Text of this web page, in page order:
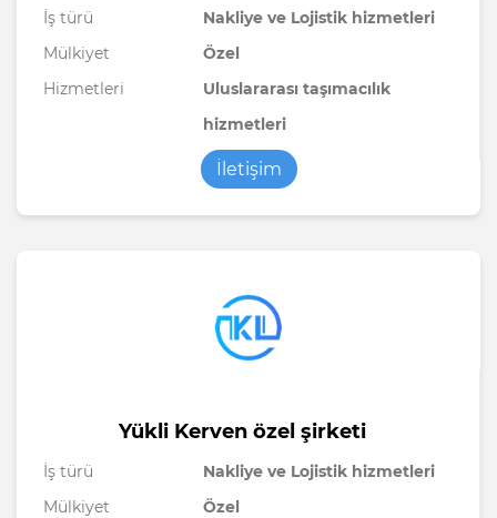
İş türü
Nakliye ve Lojistik hizmetleri
Mülkiyet
Özel
Hizmetleri
Uluslararası taşımacılık
hizmetleri
İletişim
Yükli Kerven özel şirketi
İş türü
Nakliye ve Lojistik hizmetleri
Mülkiyet
Özel